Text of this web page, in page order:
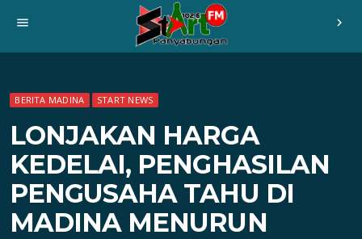
menu chevron_right
BERITA MADINA START NEWS
LONJAKAN HARGA
KEDELAI, PENGHASILAN
PENGUSAHA TAHU DI
MADINA MENURUN